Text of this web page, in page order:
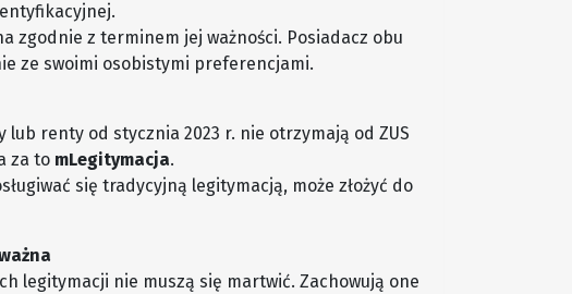
zgodnie z terminem jej ważności. Posiadacz obu
ze swoimi osobistymi preferencjami.
renty od stycznia 2023 r. nie otrzymają od ZUS
za to mLegitymacja.
się tradycyjną legitymacją, może złożyć do
legitymacji nie muszą się martwić. Zachowują one